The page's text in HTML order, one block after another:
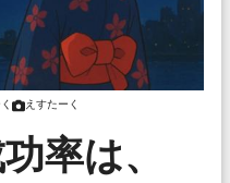
えすたーく
率は、